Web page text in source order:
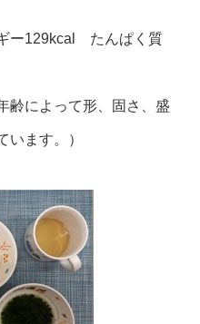
ー129kcal たんぱく質
齢によって形、固さ、盛
います。）